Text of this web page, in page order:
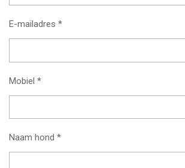
E-mailadres *
Mobiel *
Naam hond *